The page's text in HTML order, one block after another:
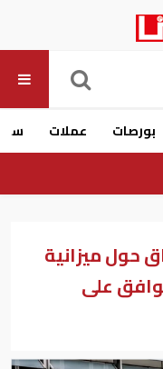
بورصات عملات
حول ميزانية
على